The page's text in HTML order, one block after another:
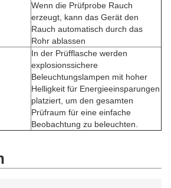
Wenn die Prüfprobe Rauch
erzeugt, kann das Gerät den
Rauch automatisch durch das
Rohr ablassen
In der Prüfflasche werden
explosionssichere
Beleuchtungslampen mit hoher
Helligkeit für Energieeinsparungen
platziert, um den gesamten
Prüfraum für eine einfache
Beobachtung zu beleuchten.